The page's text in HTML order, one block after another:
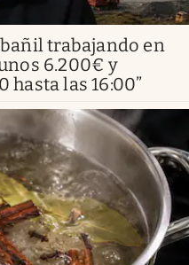
trabajando en
6.200€ y
hasta las 16:00”